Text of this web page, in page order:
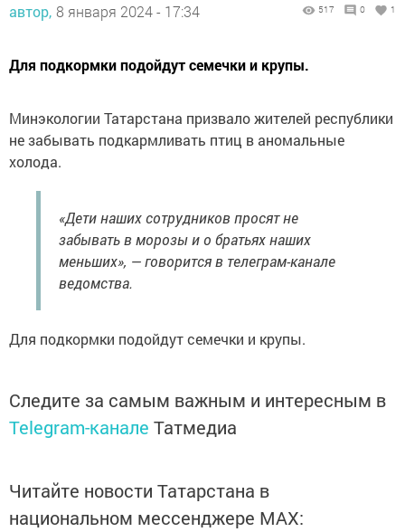
автор, 8 января 2024 - 17:34 517 0 1
Для подкормки подойдут семечки и крупы.
Минэкологии Татарстана призвало жителей республики
не забывать подкармливать птиц в аномальные
холода.
«Дети наших сотрудников просят не
забывать в морозы и о братьях наших
меньших», — говорится в телеграм-канале
ведомства.
Для подкормки подойдут семечки и крупы.
Следите за самым важным и интересным в
Telegram-канале Татмедиа
Читайте новости Татарстана в
национальном мессенджере MАХ: